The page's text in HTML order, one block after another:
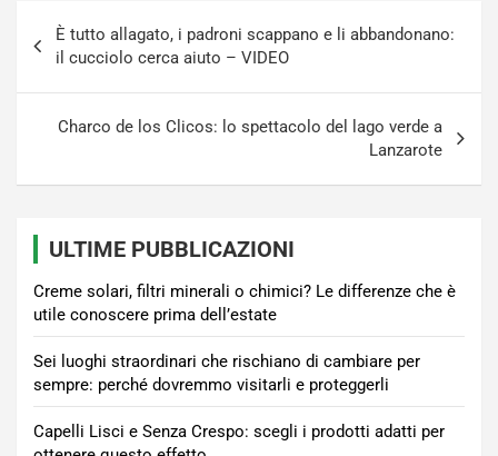
Navigazione
articoli
È tutto allagato, i padroni scappano e li abbandonano:
il cucciolo cerca aiuto – VIDEO
Charco de los Clicos: lo spettacolo del lago verde a
Lanzarote
ULTIME PUBBLICAZIONI
Creme solari, filtri minerali o chimici? Le differenze che è
utile conoscere prima dell’estate
Sei luoghi straordinari che rischiano di cambiare per
sempre: perché dovremmo visitarli e proteggerli
Capelli Lisci e Senza Crespo: scegli i prodotti adatti per